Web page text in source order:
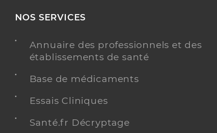
NOS SERVICES
Annuaire des professionnels et des
établissements de santé
Base de médicaments
Essais Cliniques
Santé.fr Décryptage